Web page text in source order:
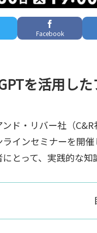
Facebook
を活用し
ド・リバー社（
インセミナーを開
とって、実践的な